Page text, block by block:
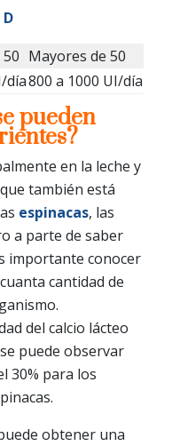
Mayores de 50
día800 a 1000 UI/día
pueden
en la leche y
también está
espinacas, las
a parte de saber
importante conocer
cantidad de
del calcio lácteo
puede observar
30% para los
obtener una